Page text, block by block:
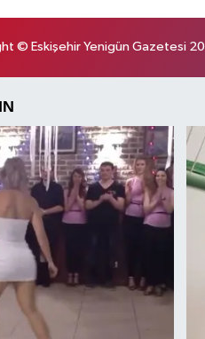
© Eskişehir Yenigün Gazetesi